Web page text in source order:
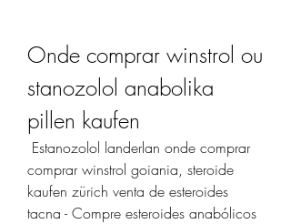
Onde comprar winstrol ou
stanozolol anabolika
pillen kaufen
comprar winstrol goiania, steroide
kaufen zürich venta de esteroides
tacna - Compre esteroides anabólicos